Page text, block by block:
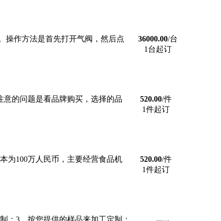
操作方法是首先打开气阀，然后点 36000.00/台
1台起订
意的问题是看品牌购买，选择的品 520.00/件
1件起订
为100万人民币，主要经营食品机 520.00/件
1件起订
；3、按您提供的样品来加工定制；